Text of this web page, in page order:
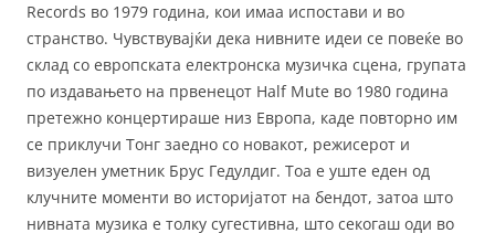
Records во 1979 година, кои имаа испостави и во
странство. Чувствувајќи дека нивните идеи се повеќе во
склад со европската електронска музичка сцена, групата
по издавањето на првенецот Half Mute во 1980 година
претежно концертираше низ Европа, каде повторно им
се приклучи Тонг заедно со новакот, режисерот и
визуелен уметник Брус Гедулдиг. Тоа е уште еден од
клучните моменти во историјатот на бендот, затоа што
нивната музика е толку сугестивна, што секогаш оди во